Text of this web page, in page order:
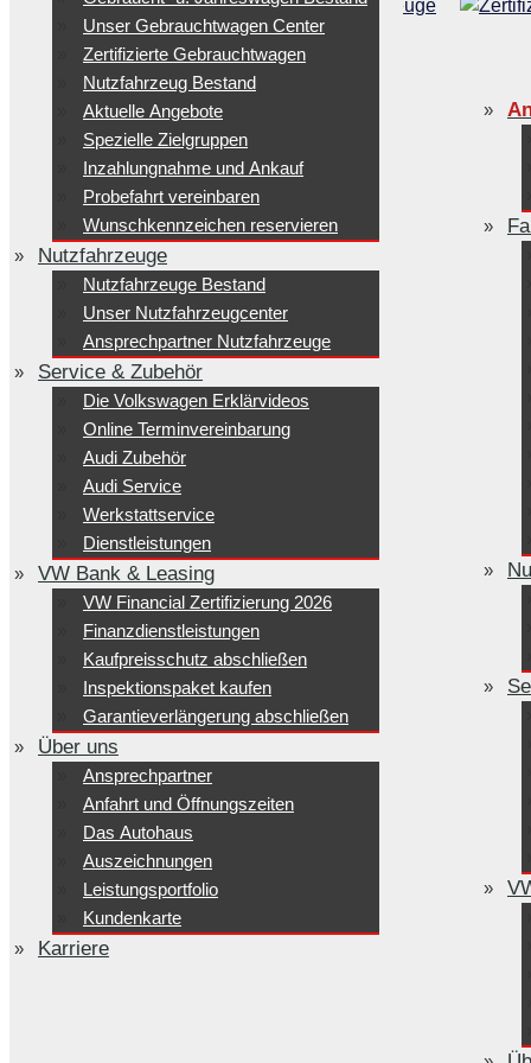
Unser Gebrauchtwagen Center
Zertifizierte Gebrauchtwagen
Nutzfahrzeug Bestand
Aktuelle Angebote
Spezielle Zielgruppen
Inzahlungnahme und Ankauf
Probefahrt vereinbaren
Wunschkennzeichen reservieren
Nutzfahrzeuge
Nutzfahrzeuge Bestand
Unser Nutzfahrzeugcenter
Ansprechpartner Nutzfahrzeuge
Service & Zubehör
Die Volkswagen Erklärvideos
Online Terminvereinbarung
Audi Zubehör
Audi Service
Werkstattservice
Dienstleistungen
VW Bank & Leasing
VW Financial Zertifizierung 2026
Finanzdienstleistungen
Kaufpreisschutz abschließen
Inspektionspaket kaufen
Garantieverlängerung abschließen
Über uns
Ansprechpartner
Anfahrt und Öffnungszeiten
Das Autohaus
Auszeichnungen
Leistungsportfolio
Kundenkarte
Karriere